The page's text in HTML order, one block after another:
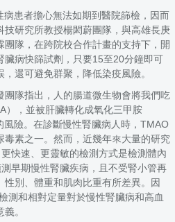
患者擔心無法如期到醫院篩檢，因而
研究所教授楊閎蔚團隊，與高雄長庚
隊，在跨院校合作計畫的支持下，開
臟病快篩試劑，只要15至20分鐘即可
還可避免群聚，降低染疫風險。
隊指出，人的腸道微生物會將我們吃
），並被肝臟轉化成氧化三甲胺
風險。在診斷慢性腎臟病人時，TMAO
素之一。然而，近幾年來大量的研究
快速、更靈敏的檢測方式是檢測體內
早期慢性腎臟疾病，且不受腎小管再
別、體重和肌肉比重有所差異。因
測和相對定量對於慢性腎臟病和高血
。